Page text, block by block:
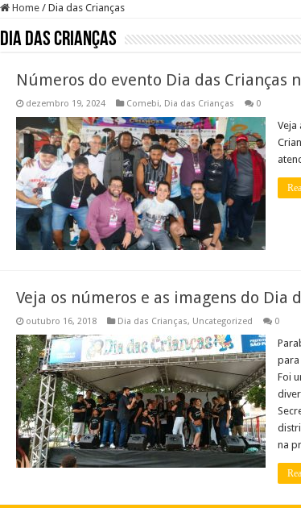
Home / Dia das Crianças
Dia das Crianças
Números do evento Dia das Crianças
dezembro 19, 2024 Comebi, Dia das Crianças 0
Veja
Veja os números e as imagens do Dia
outubro 16, 2018 Dia das Crianças, Uncategorized 0
para
Foi
na